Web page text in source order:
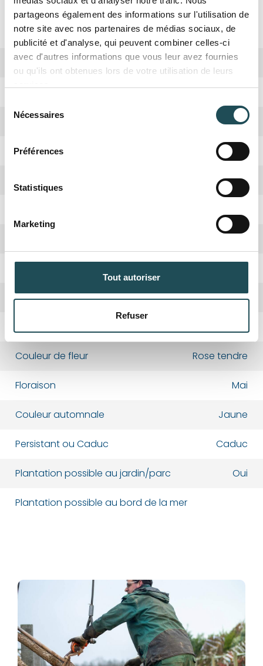
partageons également des informations sur l'utilisation de
notre site avec nos partenaires de médias sociaux, de
publicité et d'analyse, qui peuvent combiner celles-ci
avec d'autres informations que vous leur avez fournies
ou qu'ils ont obtenues lors de votre utilisation de leurs
Nécessaires
Préférences
Statistiques
Marketing
Tout autoriser
Refuser
Spécifications
Biodiversité Haute
Période de plantation Octobre, Avril
Forme de la couronne Ronde
Rusticité Oui
Moyenne
Arbre nourricier Êtres humains, Oiseaux
Couleur de fleur Rose tendre
Floraison Mai
Couleur automnale Jaune
Persistant ou Caduc Caduc
Plantation possible au jardin/parc Oui
Plantation possible au bord de la mer
Nom du produit
Quantité désirée*
Commentaires
Numéro de téléphone*
Nom du produit
Quantité désirée*
Commentaires
Numéro de téléphone*